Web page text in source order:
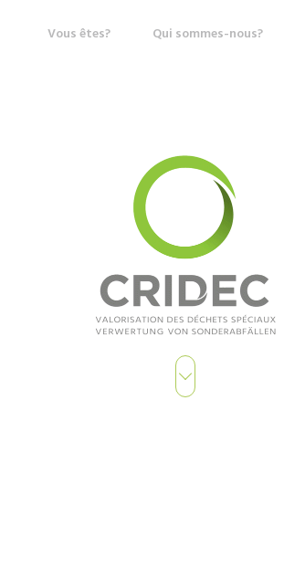
Vous êtes? Qui sommes-nous?